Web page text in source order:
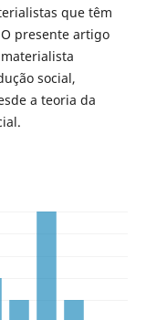
que têm
presente artigo
social,
a teoria da